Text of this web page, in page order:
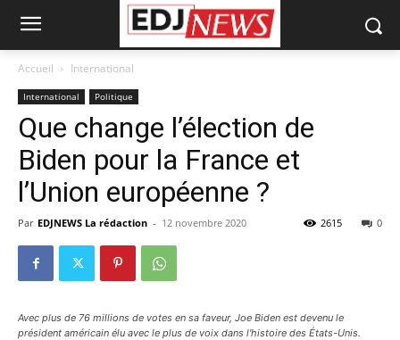
Accueil International
International Politique
Que change l’élection de
Biden pour la France et
l’Union européenne ?
Par EDJNEWS La rédaction - 12 novembre 2020 0
2615
Avec plus de 76 millions de votes en sa faveur, Joe Biden est devenu le
président américain élu avec le plus de voix dans l'histoire des États-Unis.